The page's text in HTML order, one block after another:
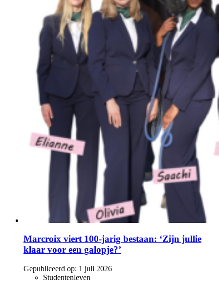
Marcroix viert 100-jarig bestaan: ‘Zijn jullie
klaar voor een galopje?’
Gepubliceerd op: 1 juli 2026
Studentenleven